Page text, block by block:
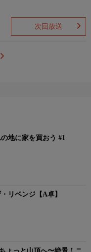
次回放送
地に家を買おう #1
リベンジ【A卓】